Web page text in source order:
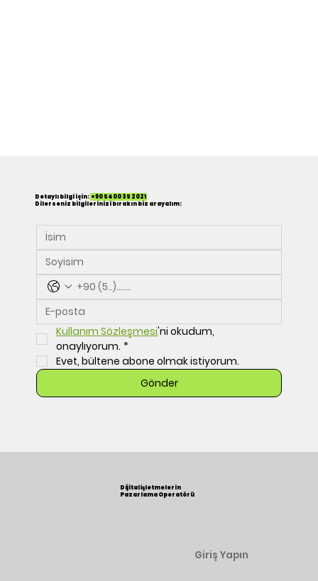
Detaylı bilgi için: +90 5400 35 2021
Dilerseniz bilgilerinizi bırakın biz arayalım:
Kullanım Sözleşmesi'ni okudum,
onaylıyorum. *
Evet, bültene abone olmak istiyorum.
Gönder
Dijital İşletmelerin
Pazarlama Operatörü
Giriş Yapın